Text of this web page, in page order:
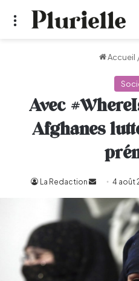
Menu
Accueil
Avec
Afghanes
La Redaction
Envoyer
un
courriel
4 août